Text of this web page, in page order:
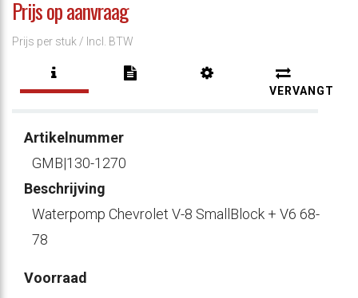
Prijs op aanvraag
Prijs per stuk / Incl. BTW
VERVANGT
Artikelnummer
GMB|130-1270
Beschrijving
Waterpomp Chevrolet V-8 SmallBlock + V6 68-
78
Voorraad